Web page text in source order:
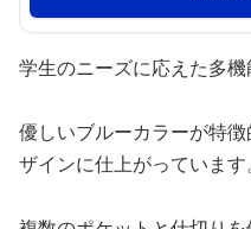
学生のニーズに応えた多機
優しいブルーカラーが特
ザインに仕上がっています。